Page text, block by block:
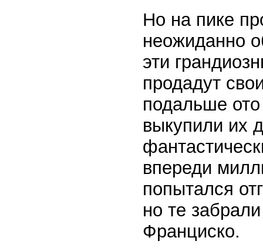
Но на пике
неожиданно
эти
продадут
подальше
выкупили их
впереди
попытался
но те
Франциско.